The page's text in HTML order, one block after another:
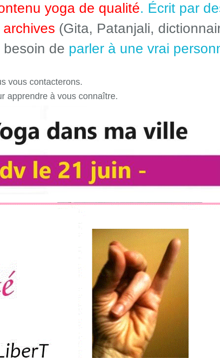
yoga de qualité. Écrit par
(Gita, Patanjali,
de parler à une vrai
vous contacterons.
apprendre à vous connaître.